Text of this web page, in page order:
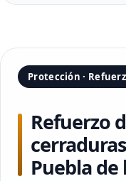
Protección ·
Refuerzo
Puebla de